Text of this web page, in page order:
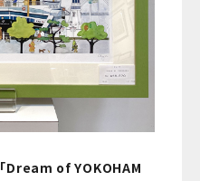
「Dream of YOKOHAM